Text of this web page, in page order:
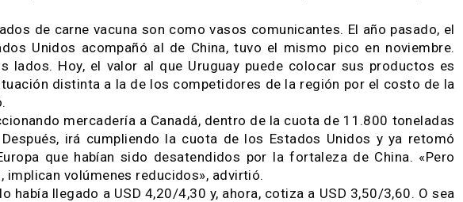
en Uruguay son distintos. Es un país caro», señaló.
no sólo para la ganadería sino para las cuentas
que el 20% de la exportación de bienes es carne vacuna»,
los frigoríficos el impacto fue muy fuerte, con pérdidas
medida fue reducir la actividad; de hecho, la faena
el 24%. Esto puede seguir un tiempo más
se sumó el coronavirus. Estamos arrancando el año con el
que el crecimiento del PBI de China en el primer